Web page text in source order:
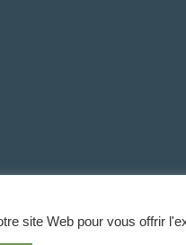
site Web pour vous offrir